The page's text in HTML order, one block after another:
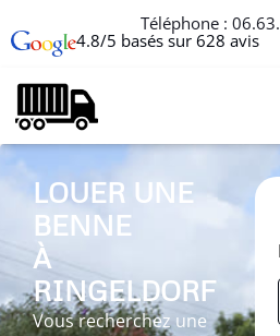
Téléphone :
4.8/5 basés sur 628 avis
LOUER UNE
BENNE
À
RINGELDORF
Vous recherchez une